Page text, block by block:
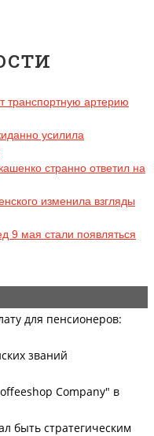
транспортную артерию
усилила
странно ответил на
изменила взгляды
9 мая стали появляться